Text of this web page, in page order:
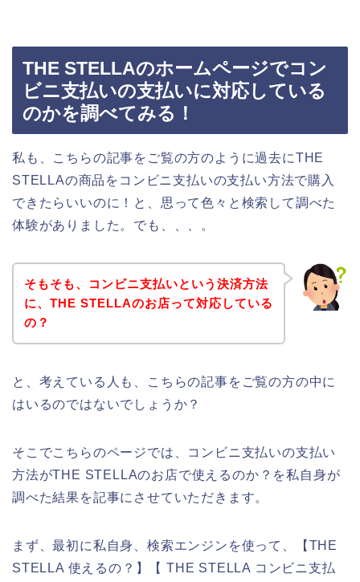
THE STELLAのホームページでコン
ビニ支払いの支払いに対応している
のかを調べてみる！
私も、こちらの記事をご覧の方のように過去にTHE
STELLAの商品をコンビニ支払いの支払い方法で購入
できたらいいのに！と、思って色々と検索して調べた
体験がありました。でも、、、。
そもそも、コンビニ支払いという決済方法
に、THE STELLAのお店って対応している
の？
と、考えている人も、こちらの記事をご覧の方の中に
はいるのではないでしょうか？
そこでこちらのページでは、コンビニ支払いの支払い
方法がTHE STELLAのお店で使えるのか？を私自身が
調べた結果を記事にさせていただきます。
まず、最初に私自身、検索エンジンを使って、【THE
STELLA 使えるの？】【 THE STELLA コンビニ支払